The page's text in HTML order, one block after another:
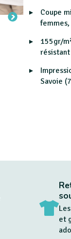
Coupe
155gr/
Savoie
et